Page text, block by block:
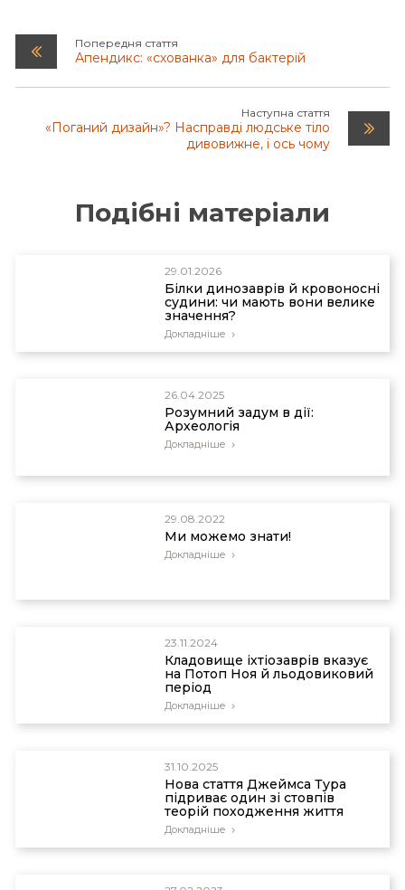
Попередня стаття
Апендикс: «схованка» для бактерій
Наступна стаття
«Поганий дизайн»? Насправді людське тіло
дивовижне, і ось чому
Подібні матеріали
29.01.2026
Білки динозаврів й кровоносні
судини: чи мають вони велике
значення?
Докладніше
26.04.2025
Розумний задум в дії:
Археологія
Докладніше
29.08.2022
Ми можемо знати!
Докладніше
23.11.2024
Кладовище іхтіозаврів вказує
на Потоп Ноя й льодовиковий
період
Докладніше
31.10.2025
Нова стаття Джеймса Тура
підриває один зі стовпів
теорій походження життя
Докладніше